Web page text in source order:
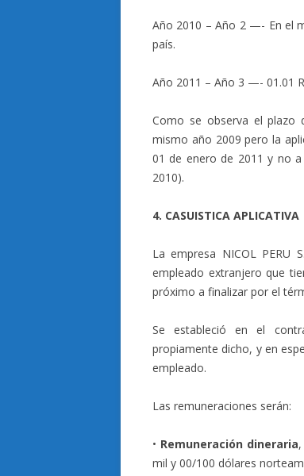
Año 2010 – Año 2 —- En el
país.
Año 2011 – Año 3 —- 01.01
Como se observa el plazo
mismo año 2009 pero la
01 de enero de 2011 y no
2010).
4. CASUISTICA APLICATIVA
La empresa NICOL
empleado extranjero que
próximo a finalizar por el
Se estableció en el
propiamente dicho, y en
empleado.
Las remuneraciones serán:
• Remuneración dineraria
mil y 00/100 dólares